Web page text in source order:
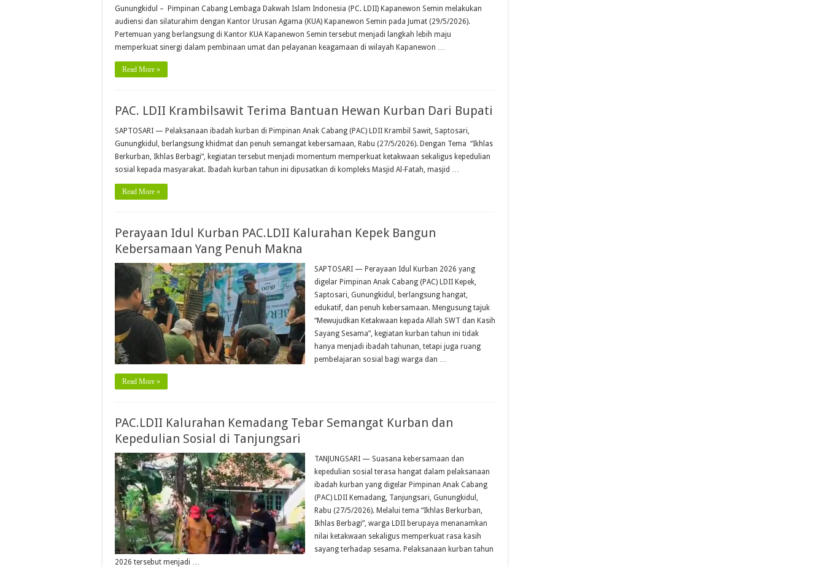
Gunungkidul – Pimpinan Cabang Lembaga Dakwah Islam Indonesia (PC. LDII) Kapanewon Semin melakukan
audiensi dan silaturahim dengan Kantor Urusan Agama (KUA) Kapanewon Semin pada Jumat (29/5/2026).
Pertemuan yang berlangsung di Kantor KUA Kapanewon Semin tersebut menjadi langkah lebih maju
memperkuat sinergi dalam pembinaan umat dan pelayanan keagamaan di wilayah Kapanewon …
Read More »
PAC. LDII Krambilsawit Terima Bantuan Hewan Kurban Dari Bupati
SAPTOSARI — Pelaksanaan ibadah kurban di Pimpinan Anak Cabang (PAC) LDII Krambil Sawit, Saptosari,
Gunungkidul, berlangsung khidmat dan penuh semangat kebersamaan, Rabu (27/5/2026). Dengan Tema “Ikhlas
Berkurban, Ikhlas Berbagi”, kegiatan tersebut menjadi momentum memperkuat ketakwaan sekaligus kepedulian
sosial kepada masyarakat. Ibadah kurban tahun ini dipusatkan di kompleks Masjid Al-Fatah, masjid …
Read More »
Perayaan Idul Kurban PAC.LDII Kalurahan Kepek Bangun
Kebersamaan Yang Penuh Makna
SAPTOSARI — Perayaan Idul Kurban 2026 yang
digelar Pimpinan Anak Cabang (PAC) LDII Kepek,
Saptosari, Gunungkidul, berlangsung hangat,
edukatif, dan penuh kebersamaan. Mengusung tajuk
“Mewujudkan Ketakwaan kepada Allah SWT dan Kasih
Sayang Sesama”, kegiatan kurban tahun ini tidak
hanya menjadi ibadah tahunan, tetapi juga ruang
pembelajaran sosial bagi warga dan …
Read More »
PAC.LDII Kalurahan Kemadang Tebar Semangat Kurban dan
Kepedulian Sosial di Tanjungsari
TANJUNGSARI — Suasana kebersamaan dan
kepedulian sosial terasa hangat dalam pelaksanaan
ibadah kurban yang digelar Pimpinan Anak Cabang
(PAC) LDII Kemadang, Tanjungsari, Gunungkidul,
Rabu (27/5/2026). Melalui tema “Ikhlas Berkurban,
Ikhlas Berbagi”, warga LDII berupaya menanamkan
nilai ketakwaan sekaligus memperkuat rasa kasih
sayang terhadap sesama. Pelaksanaan kurban tahun
2026 tersebut menjadi …